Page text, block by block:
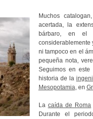
Muchos
acertada, la
bárbaro, en el
considerablemente
ni tampoco en el
pequeña nota,
Seguimos en
historia de la
Mesopotamia, en
La caída de Roma
Durante el